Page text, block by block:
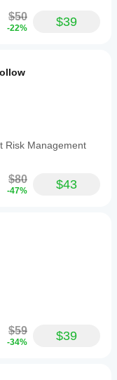
$50
-22% $39
Risk Management
$80
-47% $43
$59
-34% $39